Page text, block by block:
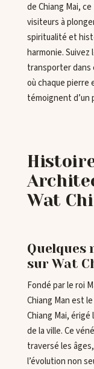
de Chiang Mai,
visiteurs à
spiritualité et
harmonie. Suivez
transporter dans
où chaque pierre
témoignent d’un
Wat
Quelques
sur Wat
Fondé par le roi
Chiang Man est
Chiang Mai,
de la ville. Ce
traversé les
l’évolution non